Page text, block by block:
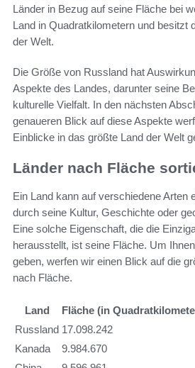
Länder in Bezug auf seine Fläche bei
Land in Quadratkilometern und besitzt
der Welt.
Die Größe von Russland hat
Aspekte des Landes, darunter seine
kulturelle Vielfalt. In den nächsten
genaueren Blick auf diese Aspekte
Einblicke in das größte Land der Welt
Länder nach Fläche
Ein Land kann auf verschiedene Arten
durch seine Kultur, Geschichte oder
Eine solche Eigenschaft, die die
herausstellt, ist seine Fläche. Um
geben, werfen wir einen Blick auf die
nach Fläche.
Land
Fläche (in
Russland 17.098.242
Kanada
9.984.670